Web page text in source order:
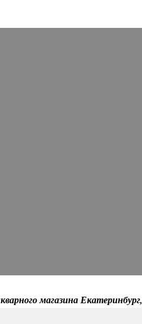
магазина